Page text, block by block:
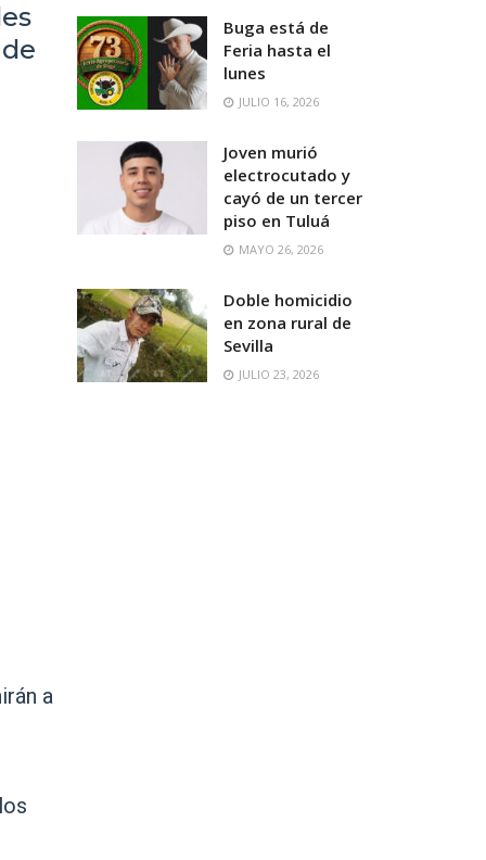
a
Buga está de
Feria hasta el
lunes
JULIO 16, 2026
Joven murió
electrocutado y
cayó de un tercer
piso en Tuluá
MAYO 26, 2026
Doble homicidio
en zona rural de
Sevilla
JULIO 23, 2026